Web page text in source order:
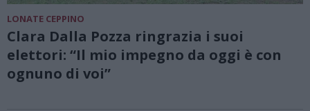
LONATE CEPPINO
Clara Dalla Pozza ringrazia i suoi
elettori: “Il mio impegno da oggi è con
ognuno di voi”